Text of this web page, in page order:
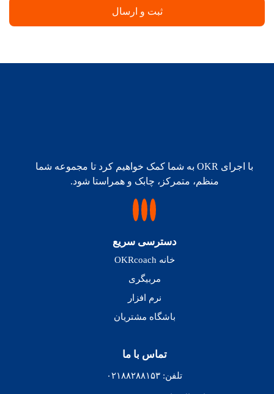
با اجرای OKR به شما کمک خواهیم کرد تا مجموعه شما
منظم، متمرکز، چابک و همراستا شود.
دسترسی سریع
خانه OKRcoach
مربیگری
نرم افزار
باشگاه مشتریان
تماس با ما
تلفن: ۰۲۱۸۸۲۸۸۱۵۳